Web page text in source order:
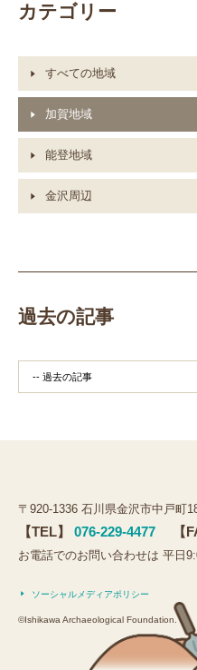
カテゴリー
すべての地域
加賀地域
能登地域
金沢周辺
過去の記事
〒920-1336 石川県金沢市中戸町
【TEL】 076-229-4477 【
お電話でのお問い合わせは 平日
ソーシャルメディアポリシー
©Ishikawa Archaeological Foundation.